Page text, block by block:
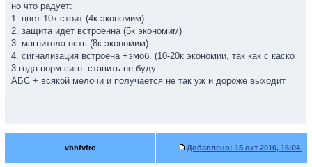
но что радует:
1. цвет 10к стоит (4к экономим)
2. защита идет встроенна (5к экономим)
3. магнитола есть (8к экономим)
4. сигнализация встроена +эмоб. (10-20к экономии, так как с каско
3 года норм сигн. ставить не буду
АБС + всякой мелочи и получается не так уж и дороже выходит
vbhfvfrc Добавлено: 15 окт 2010, 16:04